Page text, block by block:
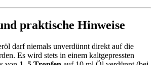
praktische Hinweise
darf niemals unverdünnt direkt auf die
Es wird stets in einem kaltgepressten